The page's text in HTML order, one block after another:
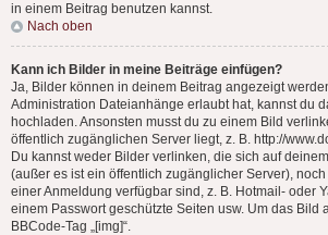
in einem Beitrag benutzen kannst.
Nach oben
Kann ich Bilder in meine Beiträge einfügen?
Ja, Bilder können in deinem Beitrag angezeigt
Administration Dateianhänge erlaubt hat, kannst du
hochladen. Ansonsten musst du zu einem Bild
öffentlich zugänglichen Server liegt, z. B. http://
Du kannst weder Bilder verlinken, die sich auf
(außer es ist ein öffentlich zugänglicher Server),
einer Anmeldung verfügbar sind, z. B. Hotmail- oder
einem Passwort geschützte Seiten usw. Um das Bild
BBCode-Tag „[img]“.